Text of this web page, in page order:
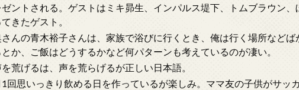
ゼントされる。ゲストはミキ昴生、インパルス堤下、トムブラウン
きたゲスト。
んの青木裕子さんは、家族で浴びに行くとき、俺は行く場所など
か、ご飯はどうするかなど何パターンも考えているのが凄い。
荒げるは、声を荒らげるが正しい日本語。
回思いっきり飲める日を作っているが楽しみ。ママ友の子供がサッ